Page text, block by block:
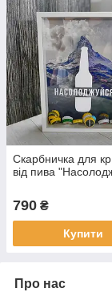
Скарбничка для
від пива
790 ₴
Купити
Про нас